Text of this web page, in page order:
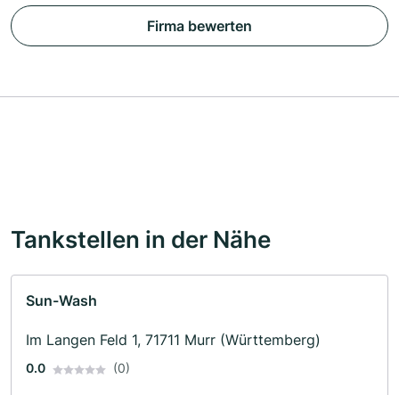
Firma bewerten
Tankstellen in der Nähe
Sun-Wash
Im Langen Feld 1, 71711 Murr (Württemberg)
0.0 (0)